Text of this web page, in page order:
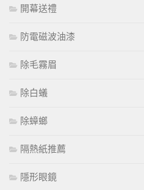
開幕送禮
防電磁波油漆
除毛霧眉
除白蟻
除蟑螂
隔熱紙推薦
隱形眼鏡